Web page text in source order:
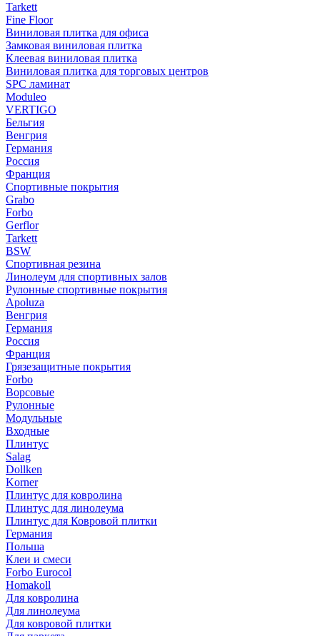
Tarkett
Fine Floor
Виниловая плитка для офиса
Замковая виниловая плитка
Клеевая виниловая плитка
Виниловая плитка для торговых центров
SPC ламинат
Moduleo
VERTIGO
Бельгия
Венгрия
Германия
Россия
Франция
Спортивные покрытия
Grabo
Forbo
Gerflor
Tarkett
BSW
Спортивная резина
Линолеум для спортивных залов
Рулонные спортивные покрытия
Apoluza
Венгрия
Германия
Россия
Франция
Грязезащитные покрытия
Forbo
Ворсовые
Рулонные
Модульные
Входные
Плинтус
Salag
Dollken
Korner
Плинтус для ковролина
Плинтус для линолеума
Плинтус для Ковровой плитки
Германия
Польша
Клеи и смеси
Forbo Eurocol
Homakoll
Для ковролина
Для линолеума
Для ковровой плитки